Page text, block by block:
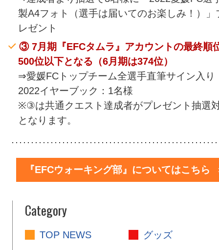
製A4フォト（選手は届いてのお楽しみ！）」
レゼント
③ 7月期『EFCタムラ』アカウントの最終順
500位以下となる（6月期は374位）
⇒愛媛FCトップチーム全選手直筆サイン入り
2022イヤーブック：1名様
※③は共通クエスト達成者がプレゼント抽選
となります。
『EFCウォーキング部』についてはこちら
Category
TOP NEWS
グッズ